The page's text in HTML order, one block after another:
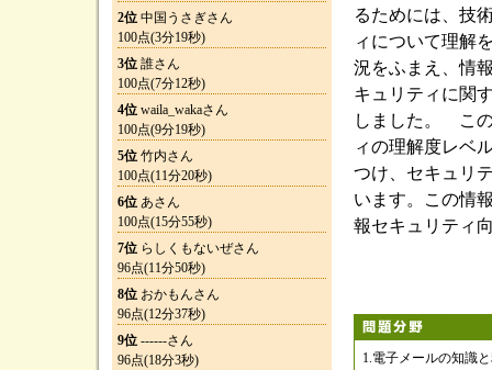
2位 中国うさぎさん
100点(3分19秒)
3位 誰さん
100点(7分12秒)
4位 waila_wakaさん
100点(9分19秒)
5位 竹内さん
100点(11分20秒)
6位 あさん
100点(15分55秒)
7位 らしくもないぜさん
96点(11分50秒)
8位 おかもんさん
96点(12分37秒)
9位 ------さん
96点(18分3秒)
るためには、技
ィについて理解
況をふまえ、情
キュリティに関
しました。 こ
ィの理解度レベ
つけ、セキュリ
います。この情
報セキュリティ
1.電子メールの知識